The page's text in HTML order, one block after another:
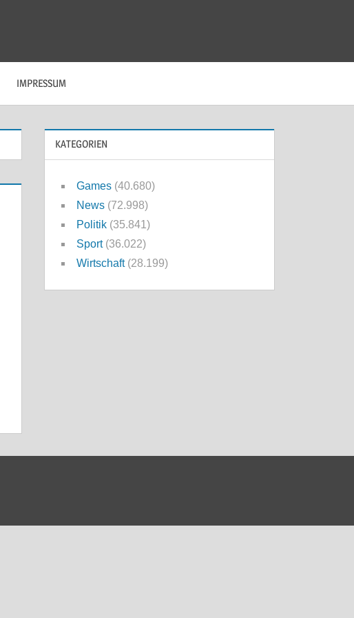
IMPRESSUM
KATEGORIEN
Games (40.680)
News (72.998)
Politik (35.841)
Sport(36.022)
Wirtschaft(28.199)